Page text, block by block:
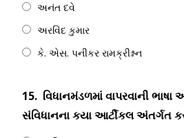
અનંત દવે
અરવિંદ કુમાર
કે. એસ. પનીકર રામક્રીશ્નન
15. વિધાનમંડળમાં વાપરવાની
સંવિધાનના કયા આર્ટીકલ અંતર્ગત